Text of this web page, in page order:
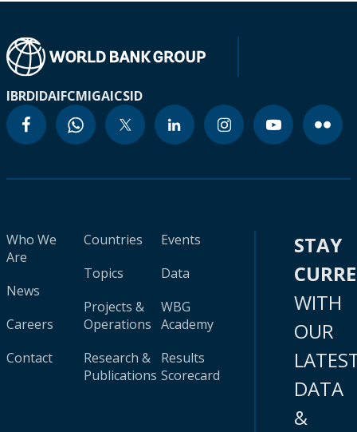
IBRDIDAIFCMIGAICSID
Who We
Are
News
Careers
Contact
Countries
Topics
Projects &
Operations
Research &
Publications
Events
Data
WBG
Academy
Results
Scorecard
STAY
WITH
OUR
DATA
&